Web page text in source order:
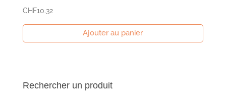
CHF10.32
Ajouter au panier
Rechercher un produit